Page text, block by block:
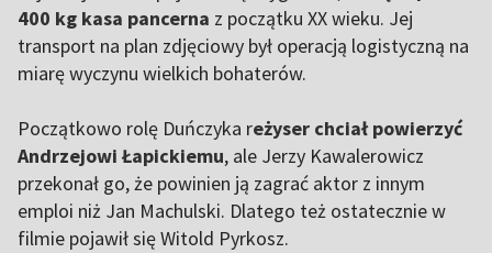
400 kg kasa pancerna z początku XX wieku. Jej
transport na plan zdjęciowy był operacją logistyczną na
miarę wyczynu wielkich bohaterów.
Początkowo rolę Duńczyka reżyser chciał powierzyć
Andrzejowi Łapickiemu, ale Jerzy Kawalerowicz
przekonał go, że powinien ją zagrać aktor z innym
emploi niż Jan Machulski. Dlatego też ostatecznie w
filmie pojawił się Witold Pyrkosz.